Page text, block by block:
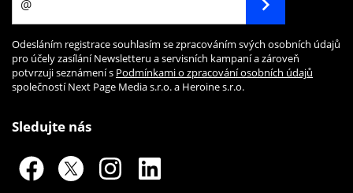
Odesláním registrace souhlasím se zpracováním svých osobních údajů
pro účely zasílání Newsletteru a servisních kampaní a zároveň
potvrzuji seznámení s Podmínkami o zpracování osobních údajů
společností Next Page Media s.r.o. a Heroine s.r.o.
Sledujte nás